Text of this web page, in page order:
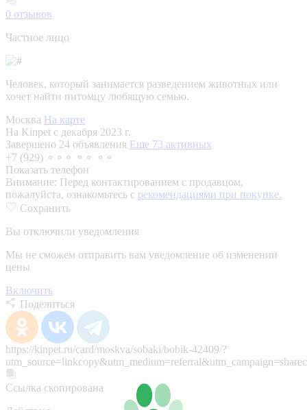
0 отзывов
Частное лицо
Человек, который занимается разведением животных или
хочет найти питомцу любящую семью.
Москва На карте
На Kinpet c декабря 2023 г.
Завершено 24 объявления Еще 73 активных
+7 (929) ⚬⚬⚬ ⚬⚬ ⚬⚬
Показать телефон
Внимание: Перед контактированием с продавцом,
пожалуйста, ознакомьтесь с рекомендациями при покупке.
Сохранить
Вы отключили уведомления
Мы не сможем отправить вам уведомление об изменении
цены
Включить
Поделиться
https://kinpet.ru/card/moskva/sobaki/bobik-42409/?
Ссылка скопирована